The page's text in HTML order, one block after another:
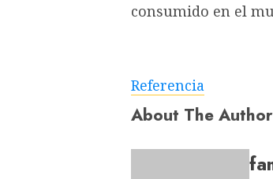
consumido en el
Referencia
About The Author